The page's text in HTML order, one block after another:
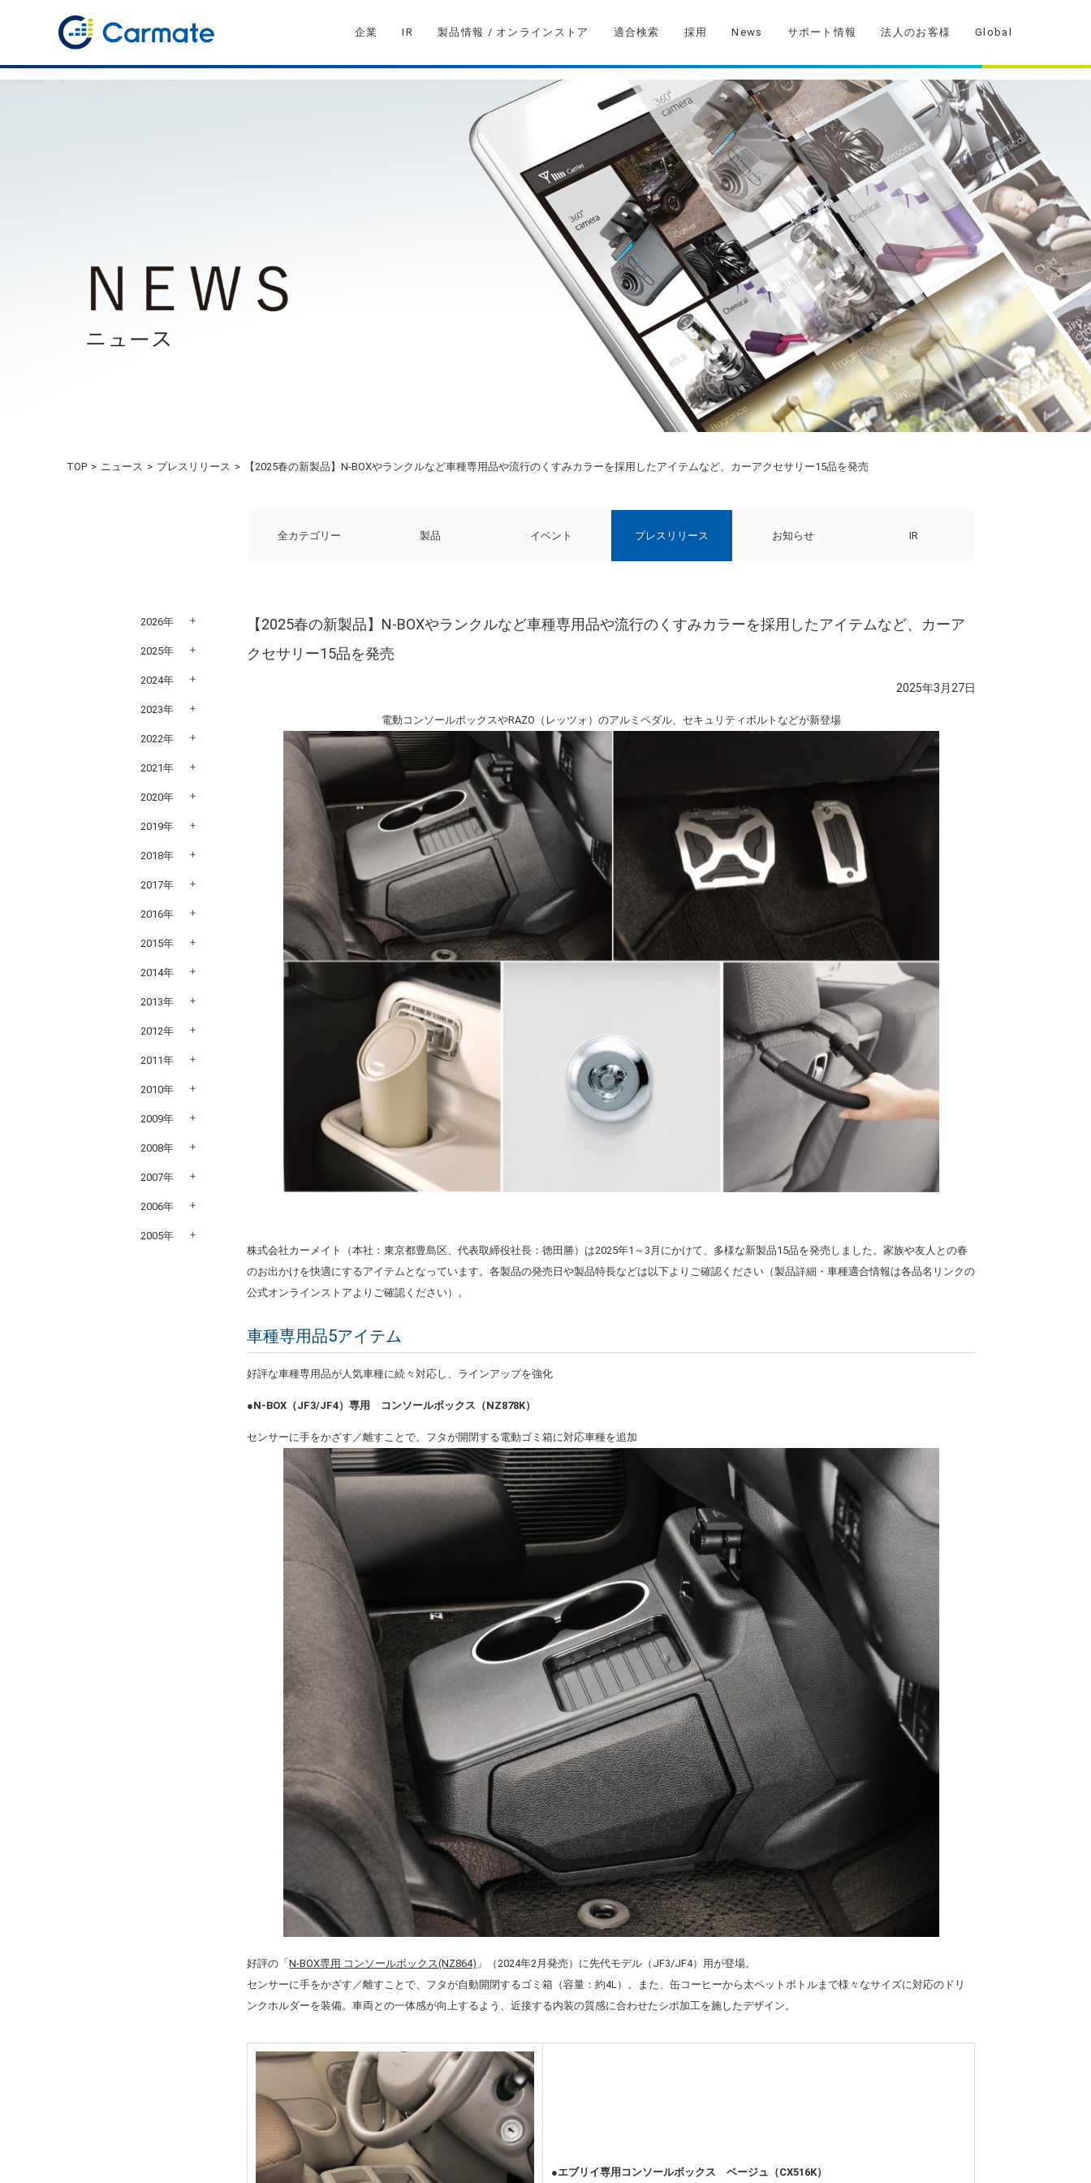
企業 IR 製品情報 / オンラインストア 適合検索 採用 News サポート情報 法人のお客様 Global
TOP ニュース プレスリリース 【2025春の新製品】N-BOXやランクルなど車種専用品や流行のくすみカラーを採用したアイテムなど、カーアクセサリー15品を発売
全カテゴリー 製品 イベント プレスリリース お知らせ IR
【2025春の新製品】N-BOXやランクルなど車種専用品や流行のくすみカラーを採用したアイテムなど、カーア
クセサリー15品を発売
2025年3月27日
電動コンソールボックスやRAZO（レッツォ）のアルミペダル、セキュリティボルトなどが新登場
株式会社カーメイト（本社：東京都豊島区、代表取締役社長：徳田勝）は2025年1～3月にかけて、多様な新製品15品を発売しました。家族や友人との春
のお出かけを快適にするアイテムとなっています。各製品の発売日や製品特長などは以下よりご確認ください（製品詳細・車種適合情報は各品名リンクの
公式オンラインストアよりご確認ください）。
車種専用品5アイテム
好評な車種専用品が人気車種に続々対応し、ラインアップを強化
●N-BOX（JF3/JF4）専用 コンソールボックス（NZ878K）
センサーに手をかざす／離すことで、フタが開閉する電動ゴミ箱に対応車種を追加
好評の「N-BOX専用 コンソールボックス(NZ864) 」（2024年2月発売）に先代モデル（JF3/JF4）用が登場。
センサーに手をかざす／離すことで、フタが自動開閉するゴミ箱（容量：約4L）。また、缶コーヒーから太ペットボトルまで様々なサイズに対応のドリ
ンクホルダーを装備。車両との一体感が向上するよう、近接する内装の質感に合わせたシボ加工を施したデザイン。
●エブリイ専用コンソールボックス ベージュ（CX516K）
2026年
2025年
2024年
2023年
2022年
2021年
2020年
2019年
2018年
2017年
2016年
2015年
2014年
2013年
2012年
2011年
2010年
2009年
2008年
2007年
2006年
2005年